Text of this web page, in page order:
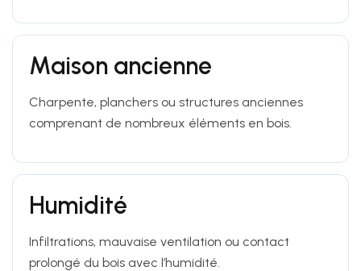
Maison ancienne
Charpente, planchers ou structures anciennes
comprenant de nombreux éléments en bois.
Humidité
Infiltrations, mauvaise ventilation ou contact
prolongé du bois avec l’humidité.